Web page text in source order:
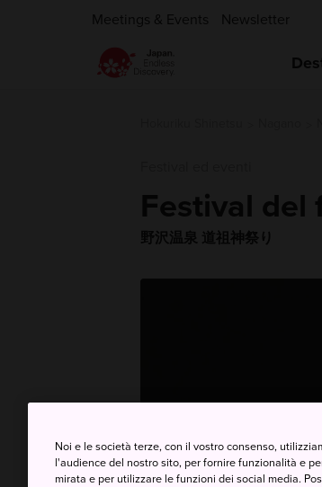
Meetings & Events Newsletter
Festival del
野沢温泉 道祖神祭り
Noi e le società terze, con il vostro consenso,
l'audience del nostro sito, per fornire funzionalità e
mirata e per utilizzare le funzioni dei social media.